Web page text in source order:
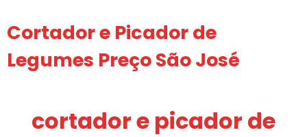
Cortador e Picador de
Legumes Preço São José
cortador e picador de